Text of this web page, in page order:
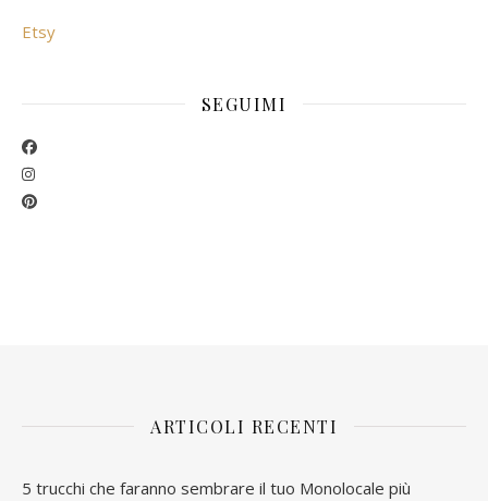
Etsy
SEGUIMI
ARTICOLI RECENTI
5 trucchi che faranno sembrare il tuo Monolocale più